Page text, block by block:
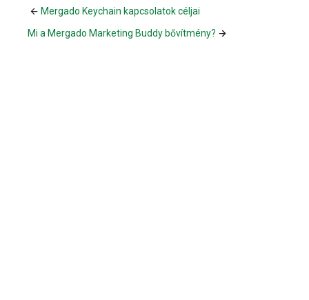
Mergado Keychain kapcsolatok céljai
Mi a Mergado Marketing Buddy bővítmény?